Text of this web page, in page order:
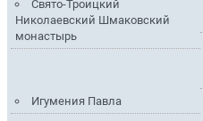
Свято-Троицкий
Николаевский Шмаковский
монастырь
Игумения Павла